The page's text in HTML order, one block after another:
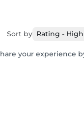
Sort by Rating -
your experience